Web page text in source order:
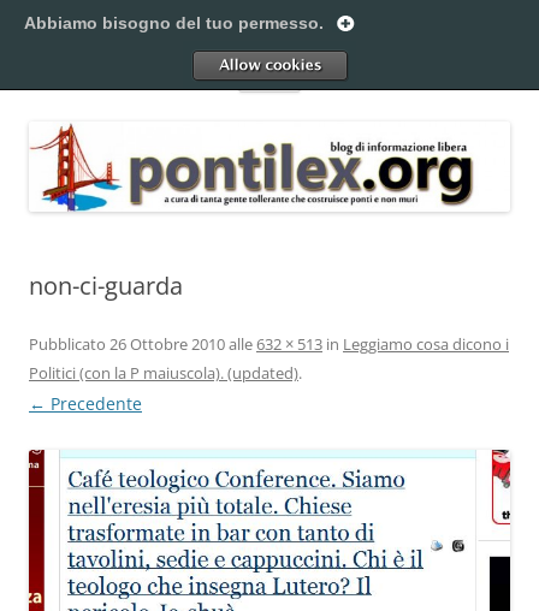
al
Pontilex
Menu
non-ci-guarda
Pubblicato 26 Ottobre 2010alle632 × 513 in Leggiamo cosa dicono i
Politici (con la P maiuscola). (updated).
← Precedente
Abbiamo bisogno del tuo permesso.